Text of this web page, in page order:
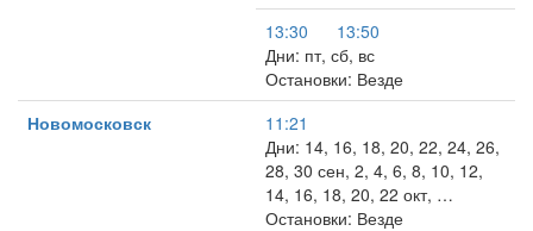
13:30
13:50
Дни: пт, сб, вс
Остановки: Везде
Новомосковск
11:21
Дни: 14, 16, 18, 20, 22, 24, 26,
28, 30 сен, 2, 4, 6, 8, 10, 12,
14, 16, 18, 20, 22 окт, …
Остановки: Везде